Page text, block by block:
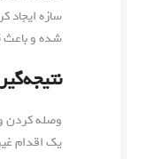
سازه ایجاد
شده و باعث
وصله کردن
یک اقدام